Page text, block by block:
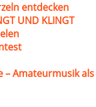
entdecken
UND KLINGT
– Amateurmusik als